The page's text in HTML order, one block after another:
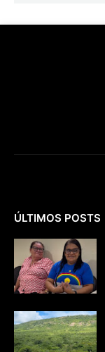
ÚLTIMOS POSTS